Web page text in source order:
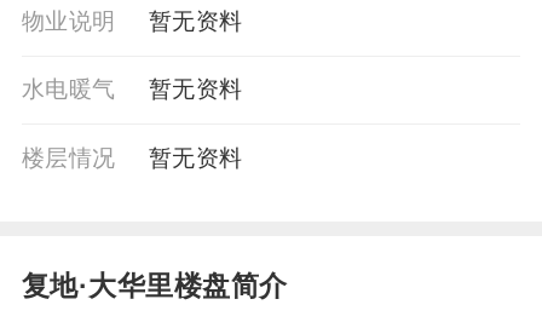
物业说明 暂无资料
水电暖气 暂⽆资料
楼层情况 暂无资料
复地·大华里楼盘简介